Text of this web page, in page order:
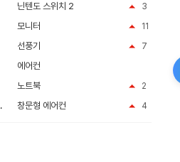
3
닌텐도 스위치 2
11
모니터
7
선풍기
에어컨
2
노트북
4
창문형 에어컨